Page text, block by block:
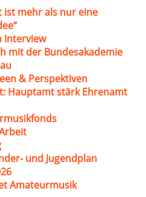
ist mehr als nur eine
Interview
mit der Bundesakademie
& Perspektiven
Hauptamt stärk Ehrenamt
und Jugendplan
Amateurmusik